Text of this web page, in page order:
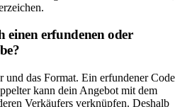
einen erfundenen oder
das Format. Ein erfundener Code
kann dein Angebot mit dem
Verkäufers verknüpfen. Deshalb